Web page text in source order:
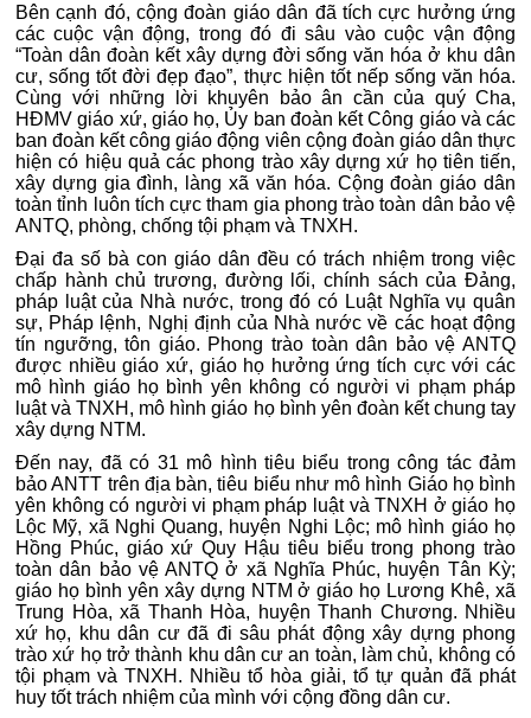
Bên cạnh đó, cộng đoàn giáo dân đã tích cực hưởng ứng
các cuộc vận động, trong đó đi sâu vào cuộc vận động
“Toàn dân đoàn kết xây dựng đời sống văn hóa ở khu dân
cư, sống tốt đời đẹp đạo”, thực hiện tốt nếp sống văn hóa.
Cùng với những lời khuyên bảo ân cần của quý Cha,
HĐMV giáo xứ, giáo họ, Ủy ban đoàn kết Công giáo và các
ban đoàn kết công giáo động viên cộng đoàn giáo dân thực
hiện có hiệu quả các phong trào xây dựng xứ họ tiên tiến,
xây dựng gia đình, làng xã văn hóa. Cộng đoàn giáo dân
toàn tỉnh luôn tích cực tham gia phong trào toàn dân bảo vệ
ANTQ, phòng, chống tội phạm và TNXH.
Đại đa số bà con giáo dân đều có trách nhiệm trong việc
chấp hành chủ trương, đường lối, chính sách của Đảng,
pháp luật của Nhà nước, trong đó có Luật Nghĩa vụ quân
sự, Pháp lệnh, Nghị định của Nhà nước về các hoạt động
tín ngưỡng, tôn giáo. Phong trào toàn dân bảo vệ ANTQ
được nhiều giáo xứ, giáo họ hưởng ứng tích cực với các
mô hình giáo họ bình yên không có người vi phạm pháp
luật và TNXH, mô hình giáo họ bình yên đoàn kết chung tay
xây dựng NTM.
Đến nay, đã có 31 mô hình tiêu biểu trong công tác đảm
bảo ANTT trên địa bàn, tiêu biểu như mô hình Giáo họ bình
yên không có người vi phạm pháp luật và TNXH ở giáo họ
Lộc Mỹ, xã Nghi Quang, huyện Nghi Lộc; mô hình giáo họ
Hồng Phúc, giáo xứ Quy Hậu tiêu biểu trong phong trào
toàn dân bảo vệ ANTQ ở xã Nghĩa Phúc, huyện Tân Kỳ;
giáo họ bình yên xây dựng NTM ở giáo họ Lương Khê, xã
Trung Hòa, xã Thanh Hòa, huyện Thanh Chương. Nhiều
xứ họ, khu dân cư đã đi sâu phát động xây dựng phong
trào xứ họ trở thành khu dân cư an toàn, làm chủ, không có
tội phạm và TNXH. Nhiều tổ hòa giải, tổ tự quản đã phát
huy tốt trách nhiệm của mình với cộng đồng dân cư.